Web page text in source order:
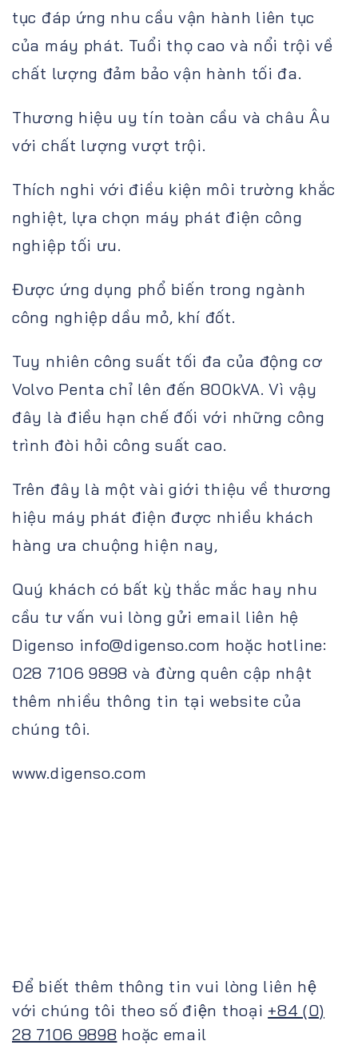
tục đáp ứng nhu cầu vận hành liên tục
của máy phát. Tuổi thọ cao và nổi trội về
chất lượng đảm bảo vận hành tối đa.
Thương hiệu uy tín toàn cầu và châu Âu
với chất lượng vượt trội.
Thích nghi với điều kiện môi trường khắc
nghiệt, lựa chọn máy phát điện công
nghiệp tối ưu.
Được ứng dụng phổ biến trong ngành
công nghiệp dầu mỏ, khí đốt.
Tuy nhiên công suất tối đa của động cơ
Volvo Penta chỉ lên đến 800kVA. Vì vậy
đây là điều hạn chế đối với những công
trình đòi hỏi công suất cao.
Trên đây là một vài giới thiệu về thương
hiệu máy phát điện được nhiều khách
hàng ưa chuộng hiện nay,
Quý khách có bất kỳ thắc mắc hay nhu
cầu tư vấn vui lòng gửi email liên hệ
Digenso info@digenso.com hoặc hotline:
028 7106 9898 và đừng quên cập nhật
thêm nhiều thông tin tại website của
chúng tôi.
www.digenso.com
Để biết thêm thông tin vui lòng liên hệ
với chúng tôi theo số điện thoại +84 (0)
28 7106 9898 hoặc email